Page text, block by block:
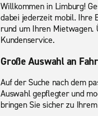
Willkommen in Limburg!
dabei jederzeit mobil. Ihre
rund um Ihren Mietwagen.
Kundenservice.
Große Auswahl an
Auf der Suche nach dem
Auswahl gepflegter und
bringen Sie sicher zu